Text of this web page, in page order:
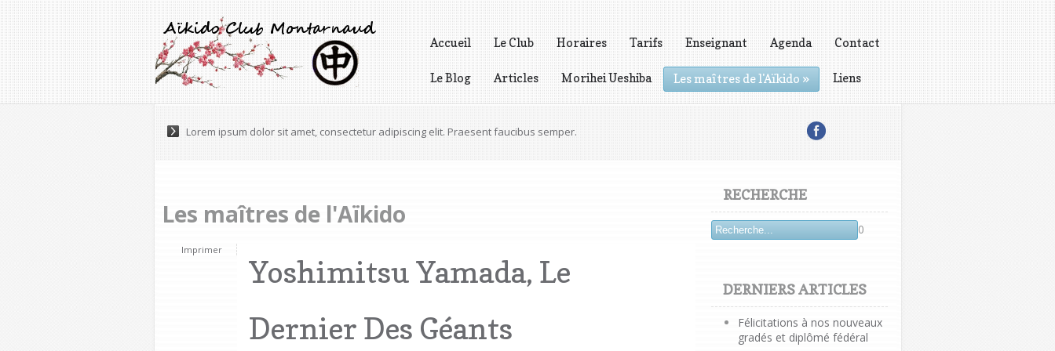
Accueil Le Club Horaires Tarifs Enseignant Agenda Contact
Le Blog Articles Morihei Ueshiba Les maîtres de l'Aïkido » Liens
Lorem ipsum dolor sit amet, consectetur adipiscing elit. Praesent faucibus semper.
Pellentesque varius, tortor nec ultricies pretium, odio est gravida dolor, et rutrum erat.
Les maîtres de l'Aïkido
Imprimer
Yoshimitsu Yamada, Le
Dernier Des Géants
RECHERCHE
0
DERNIERS ARTICLES
Félicitations à nos nouveaux
gradés et diplômé fédéral